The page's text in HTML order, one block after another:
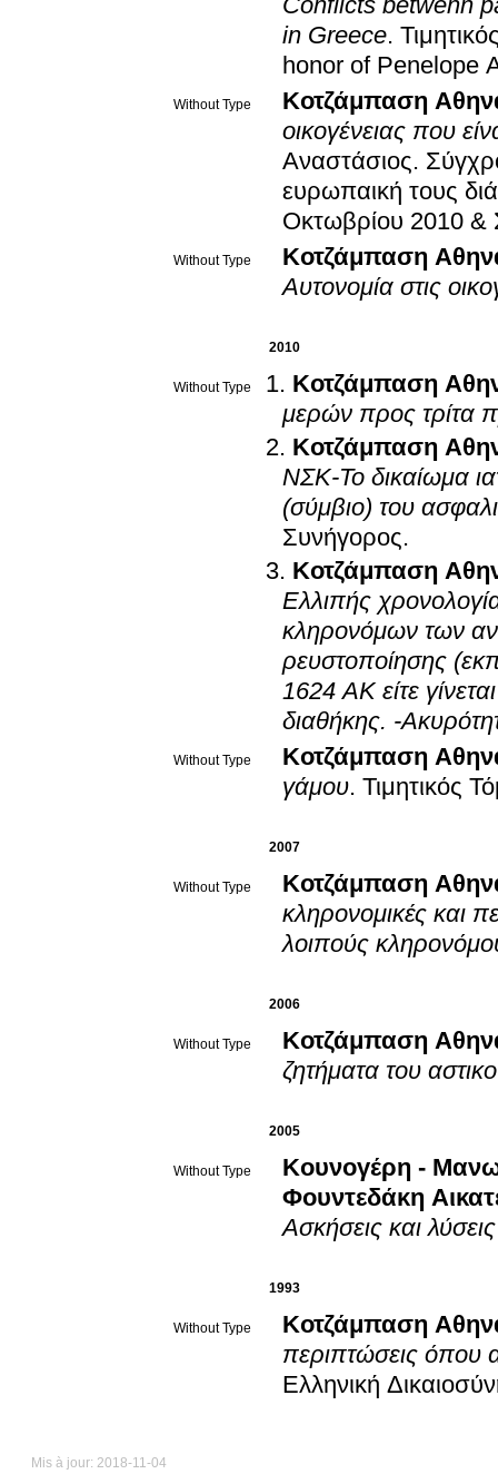
Conflicts betwenn
in Greece.
honor of Penelope
Without Type
Κοτζάμπαση
οικογένειας που
Αναστάσιος.
ευρωπαική τους
Οκτωβρίου 2010 &
Without Type
Κοτζάμπαση
Αυτονομία στις
2010
Without Type
Κοτζάμπαση
μερών προς τρίτα
Κοτζάμπαση
ΝΣΚ-Το δικαίωμα
(σύμβιο) του
Συνήγορος.
Κοτζάμπαση
Ελλιπής
κληρονόμων των
ρευστοποίησης
1624 ΑΚ είτε
διαθήκης. -
Without Type
Κοτζάμπαση
γάμου. Τιμητικός
2007
Without Type
Κοτζάμπαση
κληρονομικές και
λοιπούς
2006
Without Type
Κοτζάμπαση
ζητήματα του
2005
Without Type
Κουνογέρη -
Φουντεδάκη
Ασκήσεις και λύσεις
1993
Without Type
Κοτζάμπαση
περιπτώσεις όπου
Ελληνική
Mis à jour: 2018-11-04